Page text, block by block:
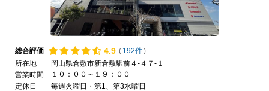
総合評価 4.9 ( 192件)
所在地
岡山県倉敷市新倉敷駅前４-４７-１
営業時間
１０：００～１９：００
定休日
毎週火曜日・第1、第3水曜日